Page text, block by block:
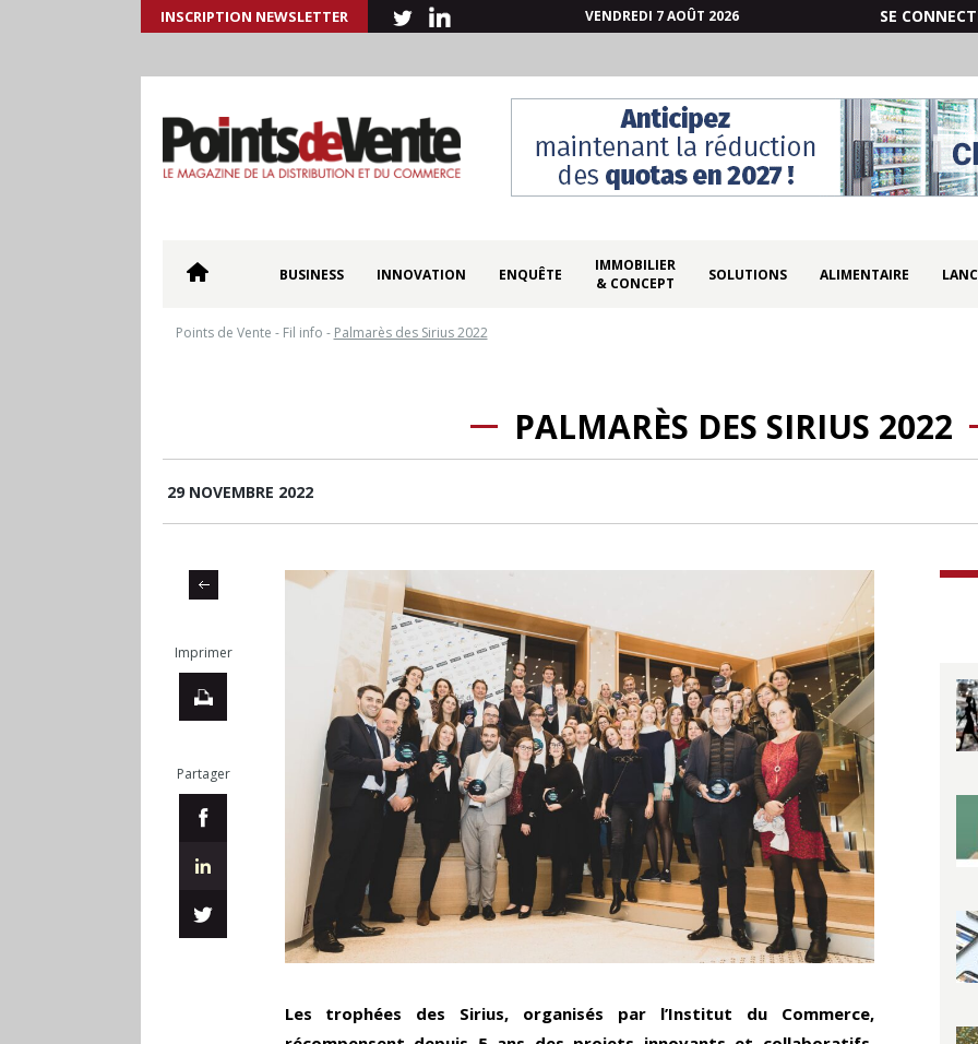
INSCRIPTION NEWSLETTER VENDREDI 7 AOÛT 2026 SE
BUSINESS INNOVATION ENQUÊTE
IMMOBILIER
& CONCEPT
SOLUTIONS ALIMENTAIRE
Points de Vente - Fil info - Palmarès des Sirius 2022
PALMARÈS DES SIRIUS 2022
29 NOVEMBRE 2022
Imprimer
Partager
Les trophées des Sirius, organisés par l’Institut du Commerce,